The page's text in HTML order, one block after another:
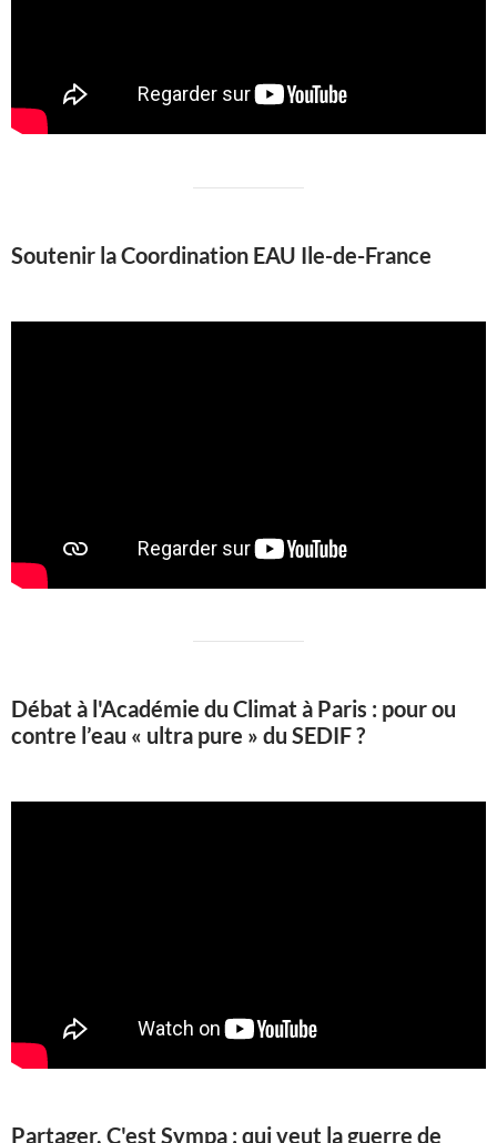
Soutenir la Coordination EAU Ile-de-France
Débat à l'Académie du Climat à Paris : pour ou
contre l’eau « ultra pure » du SEDIF ?
Partager, C'est Sympa : qui veut la guerre de